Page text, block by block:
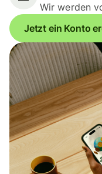
Wir werden
Jetzt ein Konto